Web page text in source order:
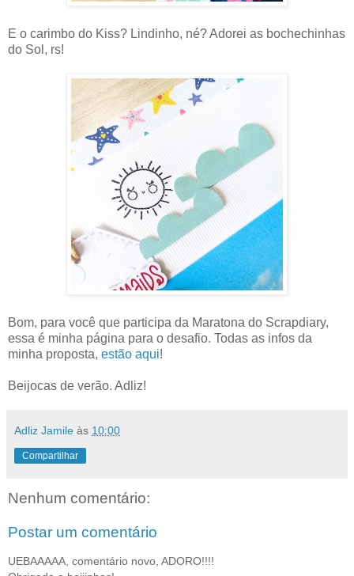
E o carimbo do Kiss? Lindinho, né? Adorei as bochechinhas
do Sol, rs!
Bom, para você que participa da Maratona do Scrapdiary,
essa é minha página para o desafio. Todas as infos da
minha proposta, estão aqui!
Beijocas de verão. Adliz!
Adliz Jamile às 10:00
Compartilhar
Nenhum comentário:
Postar um comentário
UEBAAAAA, comentário novo, ADORO!!!!